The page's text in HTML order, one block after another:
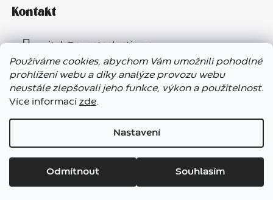
Používáme cookies, abychom Vám umožnili pohodlné
prohlížení webu a díky analýze provozu webu
neustále zlepšovali jeho funkce, výkon a použitelnost.
Více informací zde.
Nastavení
Odmítnout Souhlasím
Vážení zákazníci, ve dnech 7. – 13. 8. bude náš showroom
uzavřen. E-shop funguje bez přerušení, expedice objednávek
Kontakt
vitek@eventselection.cz
+420 602 410 657
Vytvořil Shoptet
Copyright 2026Garden Paradise Roztoky. Všechna
práva vyhrazena.Upravit nastavení cookies